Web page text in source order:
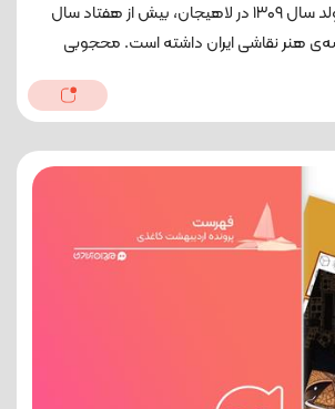
حسین محجوبی متولد سال ۱۳۰۹ در لاهیجان، بیش از هفتاد سال
هنر نقاشی ایران داشته است. محجوبی